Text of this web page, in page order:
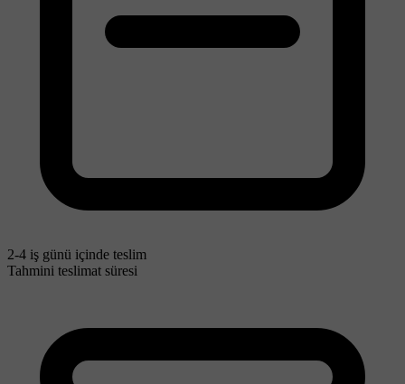
2-4 iş günü içinde teslim
Tahmini teslimat süresi